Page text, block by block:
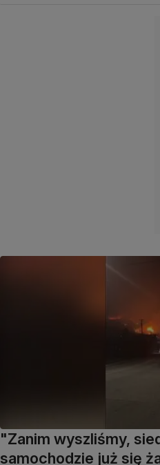
"Zanim wyszliśmy,
samochodzie już się